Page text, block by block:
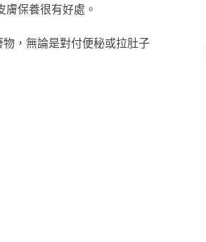
保養很有好處。
，無論是對付便秘或拉肚子